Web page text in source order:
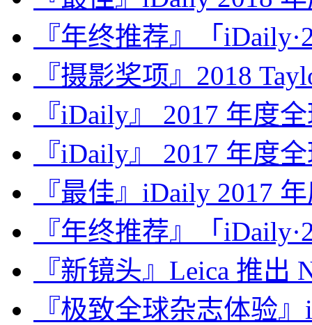
『年终推荐』「
『摄影奖项』2018
『iDaily』 2017 年度
『iDaily』 2017 年度
『最佳』iDaily 2017
『年终推荐』「
『新镜头』Leica 推出
『极致全球杂志体验